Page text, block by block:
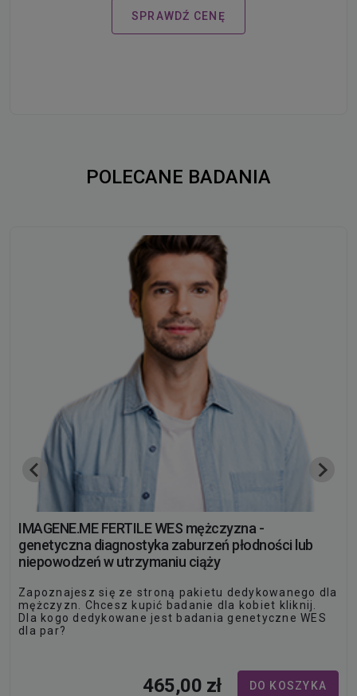
SPRAWDŹ CENĘ
POLECANE BADANIA
IMAGENE.ME FERTILE WES mężczyzna -
genetyczna diagnostyka zaburzeń płodności lub
niepowodzeń w utrzymaniu ciąży
Zapoznajesz się ze stroną pakietu dedykowanego dla
mężczyzn. Chcesz kupić badanie dla kobiet kliknij.
Dla kogo dedykowane jest badania genetyczne WES
dla par?
także niepowodzeń w utrzymaniu ciąży.
465,00 zł DO KOSZYKA